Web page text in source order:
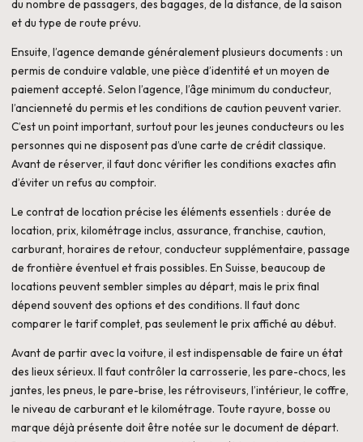
du nombre de passagers, des bagages, de la distance, de la saison
et du type de route prévu.
Ensuite, l’agence demande généralement plusieurs documents : un
permis de conduire valable, une pièce d’identité et un moyen de
paiement accepté. Selon l’agence, l’âge minimum du conducteur,
l’ancienneté du permis et les conditions de caution peuvent varier.
C’est un point important, surtout pour les jeunes conducteurs ou les
personnes qui ne disposent pas d’une carte de crédit classique.
Avant de réserver, il faut donc vérifier les conditions exactes afin
d’éviter un refus au comptoir.
Le contrat de location précise les éléments essentiels : durée de
location, prix, kilométrage inclus, assurance, franchise, caution,
carburant, horaires de retour, conducteur supplémentaire, passage
de frontière éventuel et frais possibles. En Suisse, beaucoup de
locations peuvent sembler simples au départ, mais le prix final
dépend souvent des options et des conditions. Il faut donc
comparer le tarif complet, pas seulement le prix affiché au début.
Avant de partir avec la voiture, il est indispensable de faire un état
des lieux sérieux. Il faut contrôler la carrosserie, les pare-chocs, les
jantes, les pneus, le pare-brise, les rétroviseurs, l’intérieur, le coffre,
le niveau de carburant et le kilométrage. Toute rayure, bosse ou
marque déjà présente doit être notée sur le document de départ.